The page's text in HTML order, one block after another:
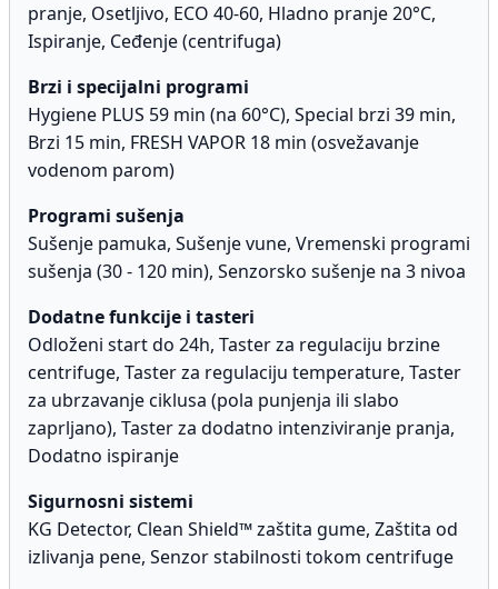
pranje, Osetljivo, ECO 40-60, Hladno pranje 20°C,
Ispiranje, Ceđenje (centrifuga)
Brzi i specijalni programi
Hygiene PLUS 59 min (na 60°C), Special brzi 39 min,
Brzi 15 min, FRESH VAPOR 18 min (osvežavanje
vodenom parom)
Programi sušenja
Sušenje pamuka, Sušenje vune, Vremenski programi
sušenja (30 - 120 min), Senzorsko sušenje na 3 nivoa
Dodatne funkcije i tasteri
Odloženi start do 24h, Taster za regulaciju brzine
centrifuge, Taster za regulaciju temperature, Taster
za ubrzavanje ciklusa (pola punjenja ili slabo
zaprljano), Taster za dodatno intenziviranje pranja,
Dodatno ispiranje
Sigurnosni sistemi
KG Detector, Clean Shield™ zaštita gume, Zaštita od
izlivanja pene, Senzor stabilnosti tokom centrifuge